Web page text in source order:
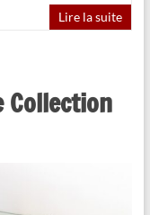
Lire la suite
Collection